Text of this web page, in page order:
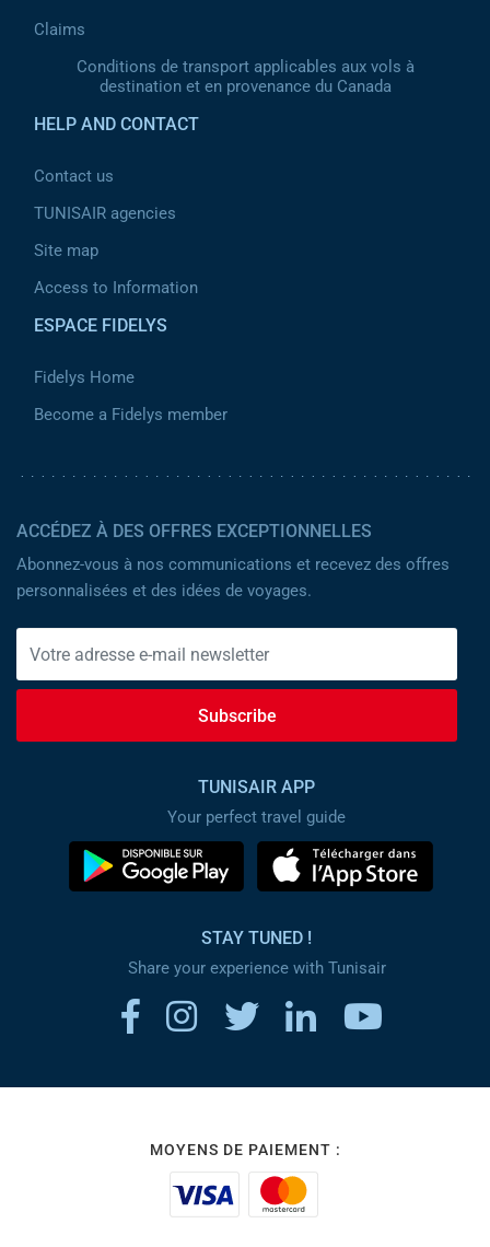
Claims
Conditions de transport applicables aux vols à
destination et en provenance du Canada
HELP AND CONTACT
Contact us
TUNISAIR agencies
Site map
Access to Information
ESPACE FIDELYS
Fidelys Home
Become a Fidelys member
ACCÉDEZ À DES OFFRES EXCEPTIONNELLES
Abonnez-vous à nos communications et recevez des offres
personnalisées et des idées de voyages.
Subscribe
TUNISAIR APP
Your perfect travel guide
STAY TUNED !
Share your experience with Tunisair
MOYENS DE PAIEMENT :